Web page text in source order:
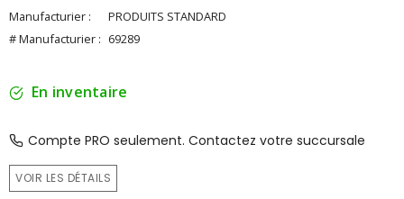
Manufacturier :
PRODUITS STANDARD
# Manufacturier : 69289
En inventaire
Compte PRO seulement. Contactez votre succursale
VOIR LES DÉTAILS